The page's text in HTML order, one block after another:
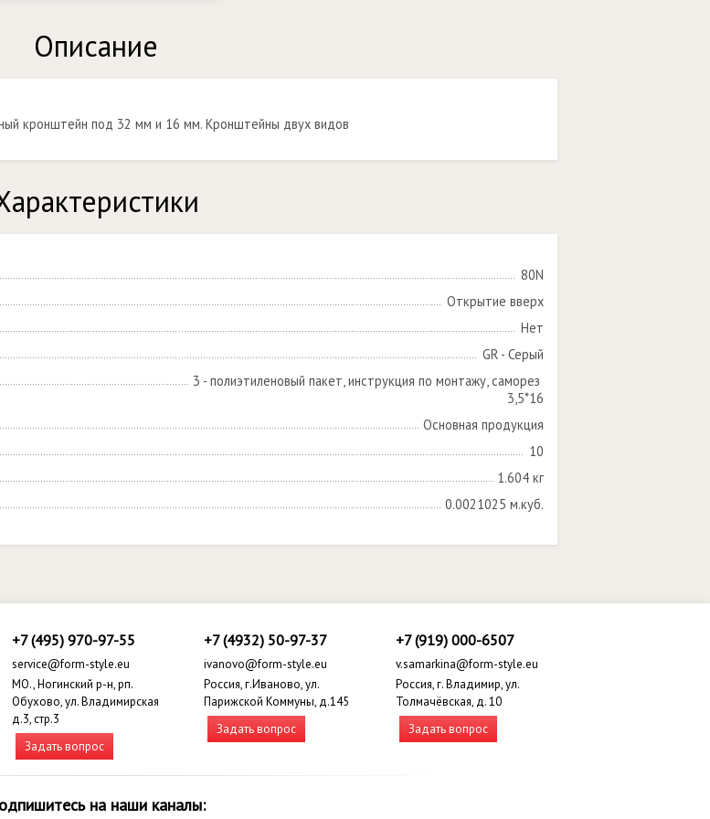
Описание
кронштейн под 32 мм и 16 мм. Кронштейны двух видов
80N
Открытие вверх
Нет
GR - Серый
3 - полиэтиленовый пакет, инструкция по монтажу, саморез
3,5*16
Основная продукция
10
1.604 кг
0.0021025 м.куб.
+7 (495) 970-97-55
service@form-style.eu
МО., Ногинский р-н, рп.
Обухово, ул. Владимирская
д.3, стр.3
Задать вопрос
+7 (4932) 50-97-37
ivanovo@form-style.eu
Россия, г.Иваново, ул.
Парижской Коммуны, д.145
Задать вопрос
+7 (919) 000-6507
v.samarkina@form-style.eu
Россия, г. Владимир, ул.
Толмачёвская, д. 10
Задать вопрос
на наши каналы: